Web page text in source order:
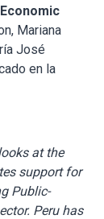
Mariana
José
en la
at the
support for
Public-
Peru has